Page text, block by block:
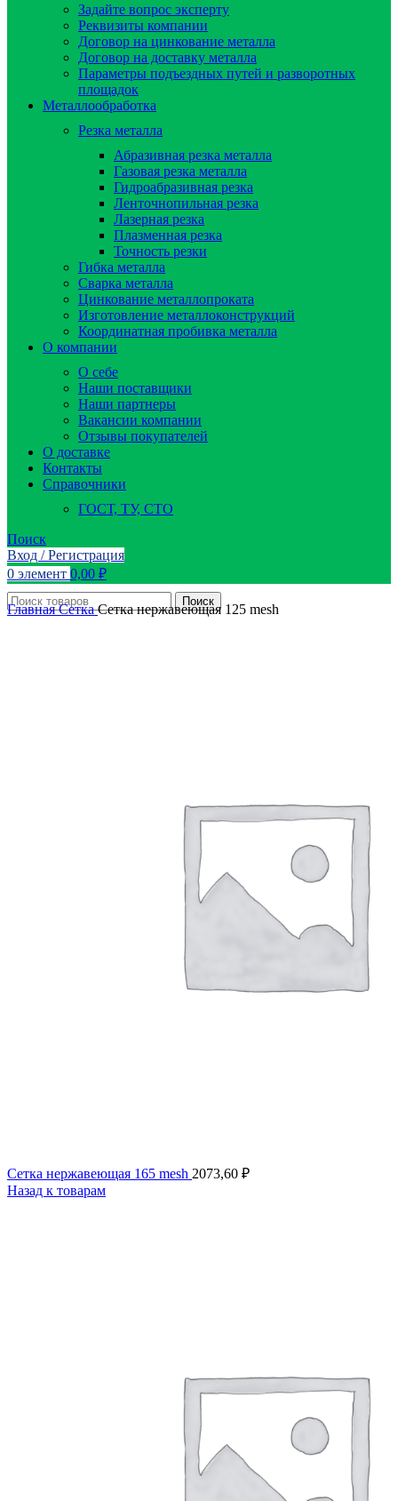
Задайте вопрос эксперту
Реквизиты компании
Договор на цинкование металла
Договор на доставку металла
Параметры подъездных путей и разворотных
площадок
Металлообработка
Резка металла
Абразивная резка металла
Газовая резка металла
Гидроaбразивная резка
Ленточнопильная резка
Лазерная резка
Плазменная резка
Точность резки
Гибка металла
Сварка металла
Цинкование металлопроката
Изготовление металлоконструкций
Координатная пробивка металла
О компании
О себе
Наши поставщики
Наши партнеры
Вакансии компании
Отзывы покупателей
О доставке
Контакты
Справочники
ГОСТ, ТУ, СТО
Поиск
Вход / Регистрация
0 элемент 0,00 ₽
Поиск
ГлавнаяСеткаСетка нержавеющая 125 mesh
Сетка нержавеющая 165 mesh 2073,60 ₽
Назад к товарам